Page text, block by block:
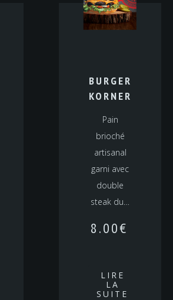
BURGER
KORNER
Pain
brioché
artisanal
garni avec
double
steak du…
8.00€
LIRE
LA
SUITE